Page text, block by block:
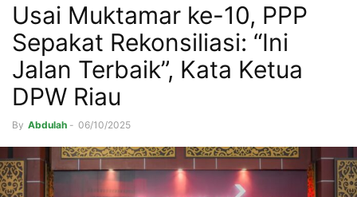
Usai Muktamar ke-10, PPP
Sepakat Rekonsiliasi: “Ini
Jalan Terbaik”, Kata Ketua
DPW Riau
By Abdulah - 06/10/2025